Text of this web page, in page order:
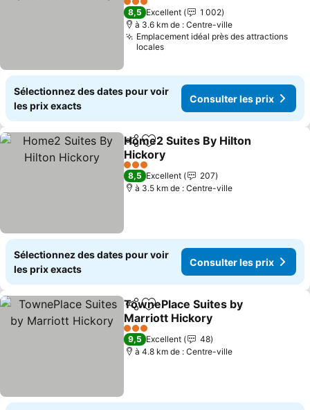
3 Étoiles
8,5 Excellent
1 002
à 3.6 km de : Centre-ville
Emplacement idéal près des attractions
locales
Sélectionnez des dates pour voir
les prix exacts
Consulter les prix
PartagerAjouter à mes favoris
Home2 Suites By Hilton
Hickory
3 Étoiles
8,5 Excellent
207
à 3.5 km de : Centre-ville
Sélectionnez des dates pour voir
les prix exacts
Consulter les prix
PartagerAjouter à mes favoris
TownePlace Suites by
Marriott Hickory
3 Étoiles
9,5 Excellent
48
à 4.8 km de : Centre-ville